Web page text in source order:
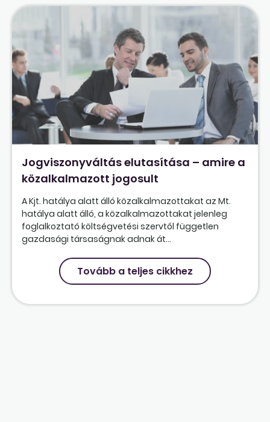
Jogviszonyváltás elutasítása – amire a
közalkalmazott jogosult
A Kjt. hatálya alatt álló közalkalmazottakat az Mt.
hatálya alatt álló, a közalkalmazottakat jelenleg
foglalkoztató költségvetési szervtől független
gazdasági társaságnak adnak át...
Tovább a teljes cikkhez